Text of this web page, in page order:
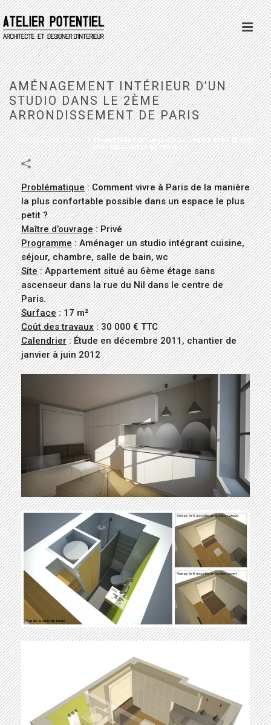
AMÉNAGEMENT INTÉRIEUR D’UN
STUDIO DANS LE 2ÈME
ARRONDISSEMENT DE PARIS
ACCUEIL»PORTFOLIOS»AMÉNAGEMENT INTÉRIEUR D’UN STUDIO DANS LE 2ÈME
ARRONDISSEMENT DE PARIS
Problématique: Comment vivre à Paris de la manière
la plus confortable possible dans un espace le plus
petit ?
Maître d’ouvrage: Privé
Programme: Aménager un studio intégrant cuisine,
séjour, chambre, salle de bain, wc
Site: Appartement situé au 6ème étage sans
ascenseur dans la rue du Nil dans le centre de
Paris.
Surface: 17 m²
Coût des travaux: 30 000 € TTC
Calendrier: Étude en décembre 2011, chantier de
janvier à juin 2012